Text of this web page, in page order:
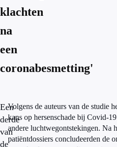
klachten
na
een
coronabesmetting'
Een
derde
van
de
Volgens de auteurs van de studie
kans op hersenschade bij Covid-
andere luchtwegontstekingen. Na
patiëntdossiers concludeerden de